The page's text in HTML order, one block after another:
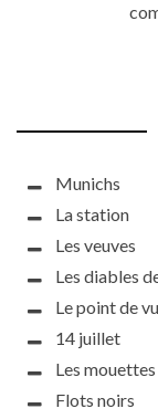
Munichs
La station
Les veuves
Les diables
Le point de
14 juillet
Les
Flots noirs